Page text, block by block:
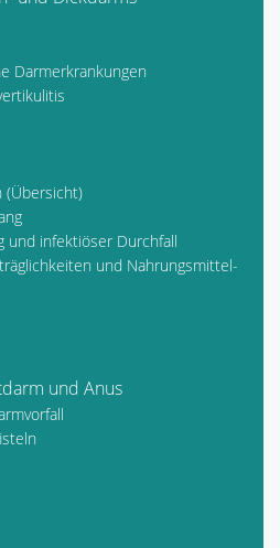
Darmerkrankungen
(Übersicht)
und infektiöser Durchfall
und Nahrungsmittel-
und Anus